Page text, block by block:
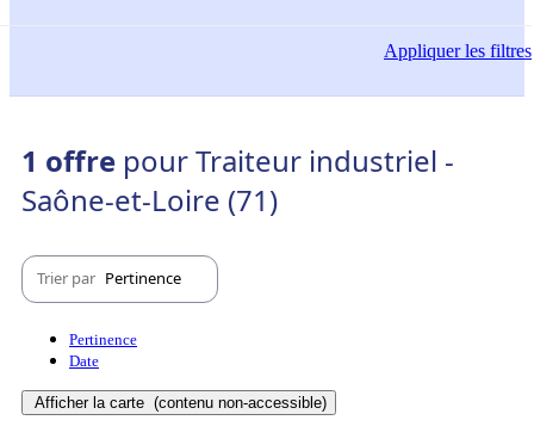
Appliquerles filtres
1 offre pour Traiteur industriel -
Saône-et-Loire (71)
Trier par Pertinence
Pertinence
Date
Afficher la carte (contenu non-accessible)